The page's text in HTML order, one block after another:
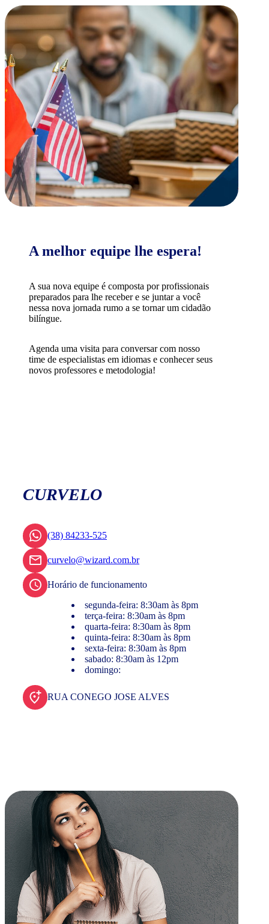
A melhor equipe lhe espera!
A sua nova equipe é composta por profissionais
preparados para lhe receber e se juntar a você
nessa nova jornada rumo a se tornar um cidadão
bilíngue.
Agenda uma visita para conversar com nosso
time de especialistas em idiomas e conhecer seus
novos professores e metodologia!
CURVELO
(38) 84233-525
curvelo@wizard.com.br
Horário de funcionamento
segunda-feira: 8:30am às 8pm
terça-feira: 8:30am às 8pm
quarta-feira: 8:30am às 8pm
quinta-feira: 8:30am às 8pm
sexta-feira: 8:30am às 8pm
sabado: 8:30am às 12pm
domingo:
RUA CONEGO JOSE ALVES